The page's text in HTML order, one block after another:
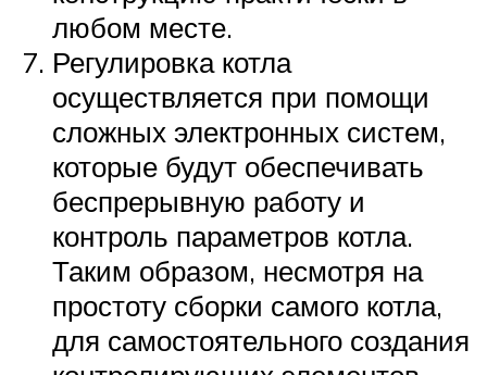
любом месте.
Регулировка котла
осуществляется при помощи
сложных электронных систем,
которые будут обеспечивать
беспрерывную работу и
контроль параметров котла.
Таким образом, несмотря на
простоту сборки самого котла,
для самостоятельного создания